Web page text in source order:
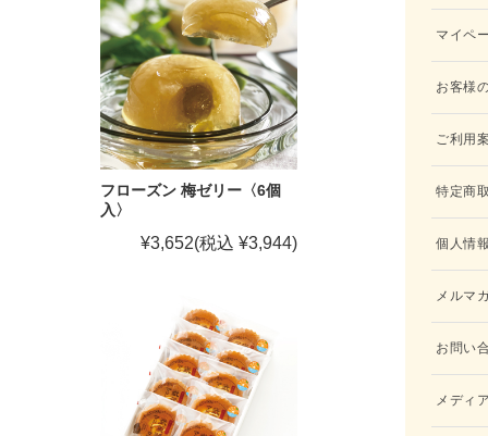
マイペ
お客様
ご利用
特定商
個人情
メルマ
お問い
メディ
フローズン 梅ゼリー〈6個
入〉
¥3,652(税込 ¥3,944)